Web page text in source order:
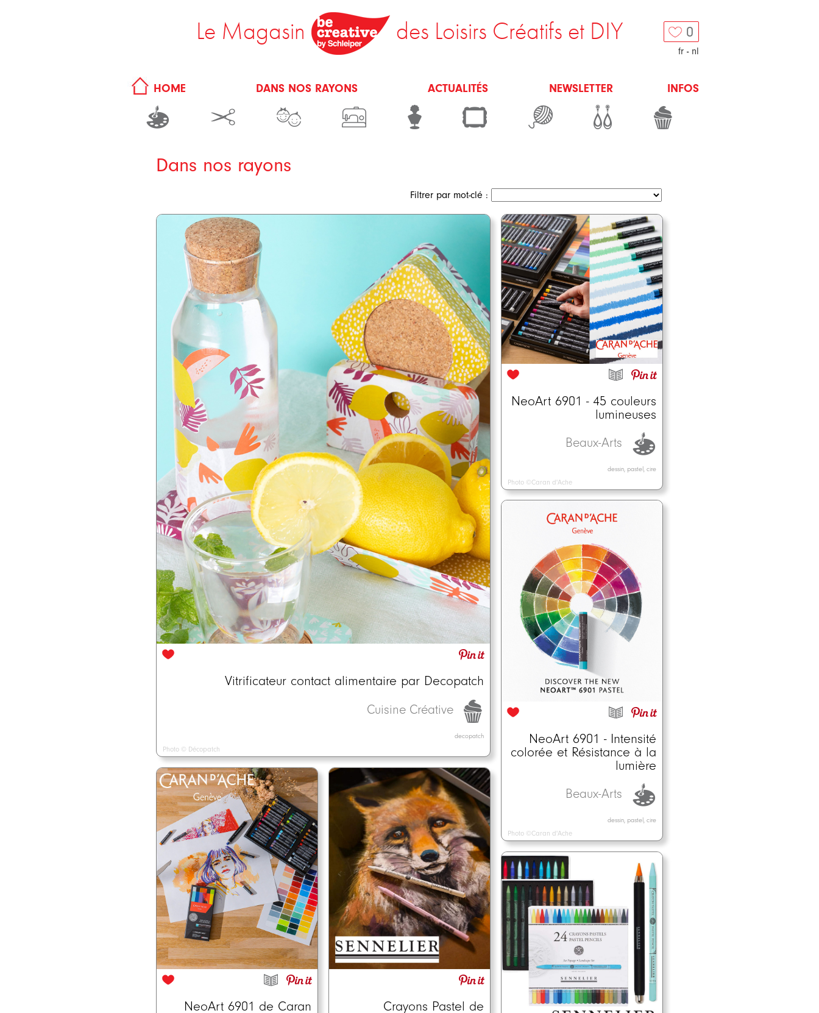
0
fr - nl
Le Magasin des Loisirs Créatifs et DIY
HOME DANS NOS RAYONS ACTUALITÉS NEWSLETTER INFOS
Dans nos rayons
Filtrer par mot-clé :
Vitrificateur contact alimentaire par Decopatch
Cuisine Créative
decopatch
Photo © Décopatch
NeoArt 6901 - 45 couleurs
lumineuses
Beaux-Arts
dessin, pastel, cire
Photo ©Caran d'Ache
NeoArt 6901 - Intensité
colorée et Résistance à la
lumière
Beaux-Arts
dessin, pastel, cire
Photo ©Caran d'Ache
NeoArt 6901 de Caran
Crayons Pastel de